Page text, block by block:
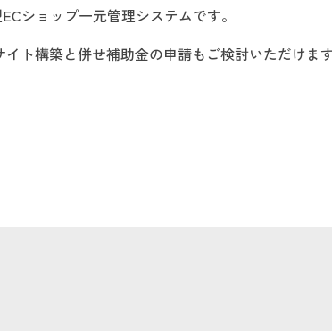
ショップ一元管理システムです。
ト構築と併せ補助金の申請もご検討いただけます